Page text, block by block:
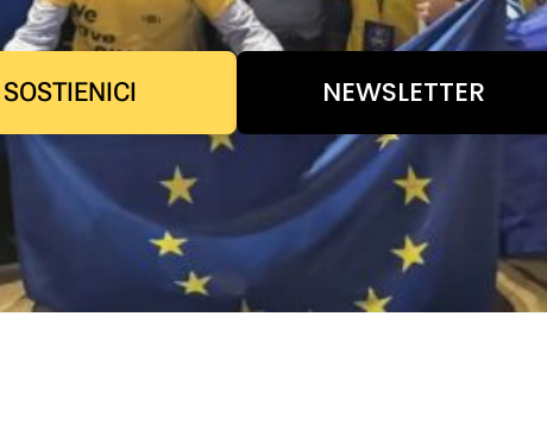
SOSTIENICI NEWSLETTER